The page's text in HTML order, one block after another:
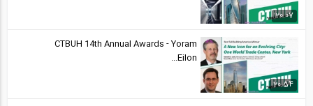
20:07
20:54
CTBUH 14th Annual Awards - Yoram
Eilon...